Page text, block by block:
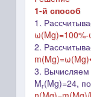
1-й способ
1.
ω(Mg
2.
m(Mg)=ω(Mg
3. Вычисляем
Mr(Mg)=24,